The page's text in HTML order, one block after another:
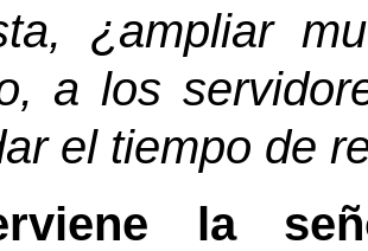
¿ampliar
a los
el tiempo de
la